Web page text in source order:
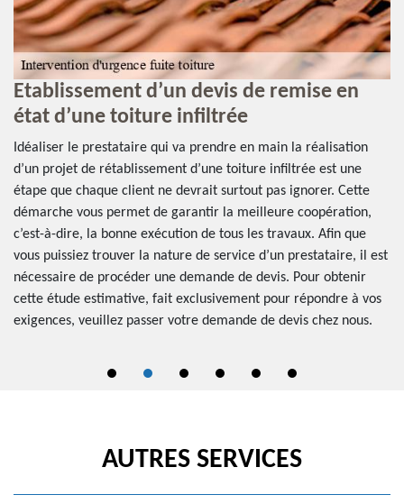
Etablissement d’un devis de remise en
état d’une toiture infiltrée
Idéaliser le prestataire qui va prendre en main la réalisation
d’un projet de rétablissement d’une toiture infiltrée est une
étape que chaque client ne devrait surtout pas ignorer. Cette
démarche vous permet de garantir la meilleure coopération,
c’est-à-dire, la bonne exécution de tous les travaux. Afin que
vous puissiez trouver la nature de service d’un prestataire, il est
nécessaire de procéder une demande de devis. Pour obtenir
cette étude estimative, fait exclusivement pour répondre à vos
exigences, veuillez passer votre demande de devis chez nous.
AUTRES SERVICES